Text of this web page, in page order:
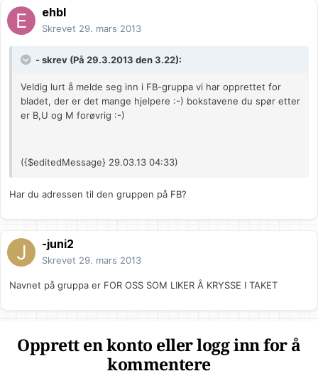
ehbl
Skrevet 29. mars 2013
- skrev (På 29.3.2013 den 3.22):
Veldig lurt å melde seg inn i FB-gruppa vi har opprettet for
bladet, der er det mange hjelpere :-) bokstavene du spør etter
er B,U og M forøvrig :-)
({$editedMessage} 29.03.13 04:33)
Har du adressen til den gruppen på FB?
-juni2
Skrevet 29. mars 2013
Navnet på gruppa er FOR OSS SOM LIKER Å KRYSSE I TAKET
Opprett en konto eller logg inn for å
kommentere